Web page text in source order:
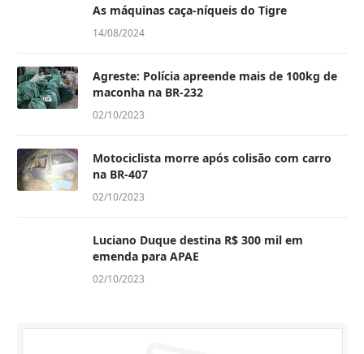
As máquinas caça-níqueis do Tigre
14/08/2024
Agreste: Polícia apreende mais de 100kg de
maconha na BR-232
02/10/2023
Motociclista morre após colisão com carro
na BR-407
02/10/2023
Luciano Duque destina R$ 300 mil em
emenda para APAE
02/10/2023